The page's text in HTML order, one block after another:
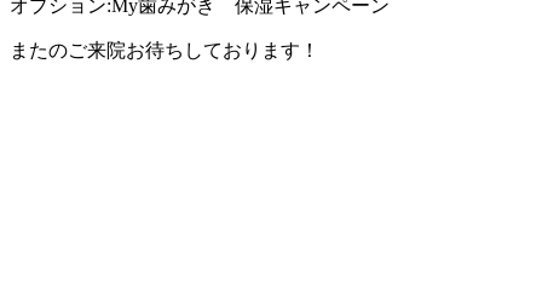
オプション:My歯みがき 保湿キャンペーン
またのご来院お待ちしております！